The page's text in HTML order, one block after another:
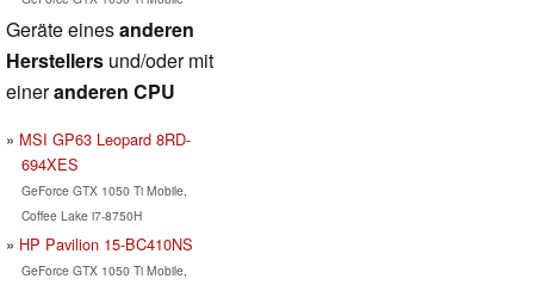
Geräte einesanderen
Herstellers und/oder mit
eineranderen CPU
MSI GP63 Leopard 8RD-
694XES
GeForce GTX 1050 Ti Mobile,
Coffee Lake i7-8750H
HP Pavilion 15-BC410NS
GeForce GTX 1050 Ti Mobile,